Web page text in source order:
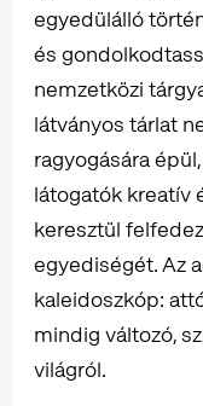
egyedülálló
és
nemzetközi
látványos tárlat
ragyogására
látogatók kreatív
keresztül
egyediségét. Az
kaleidoszkóp:
mindig változó,
világról.